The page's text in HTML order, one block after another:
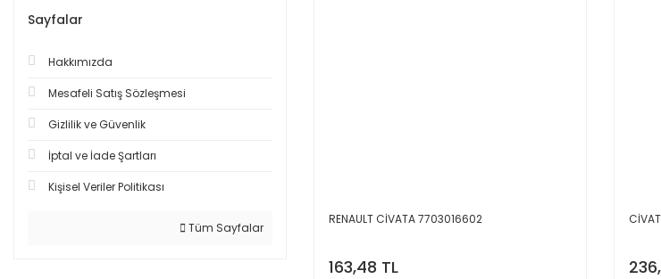
Sayfalar
Hakkımızda
Mesafeli Satış Sözleşmesi
Gizlilik ve Güvenlik
İptal ve İade Şartları
Kişisel Veriler Politikası
Tüm Sayfalar
RENAULT CİVATA 7703016602
163,48 TL